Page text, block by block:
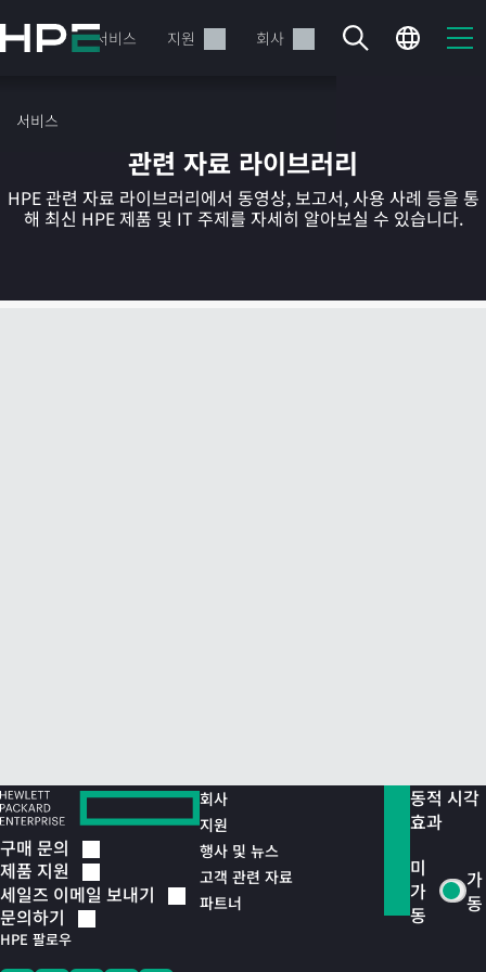
요
뛰
제품 서비스 지원 회사
서비스
현재 장바구니가 비어있습니다
관련 자료 라이브러리
HPE 관련 자료 라이브러리에서 동영상, 보고서, 사용 사례 등을 통
해 최신 HPE 제품 및 IT 주제를 자세히 알아보실 수 있습니다.
구매 문의
제품 지원
세일즈 이메일 보내기
문의하기
HPE 팔로우
회사
지원
행사 및 뉴스
고객 관련 자료
파트너
동적 시각
효과
미
가
동
가
동